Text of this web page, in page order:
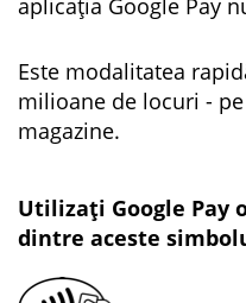
aplicația Google Pay
Este modalitatea
milioane de locuri -
magazine.
Utilizați Google Pay
dintre aceste